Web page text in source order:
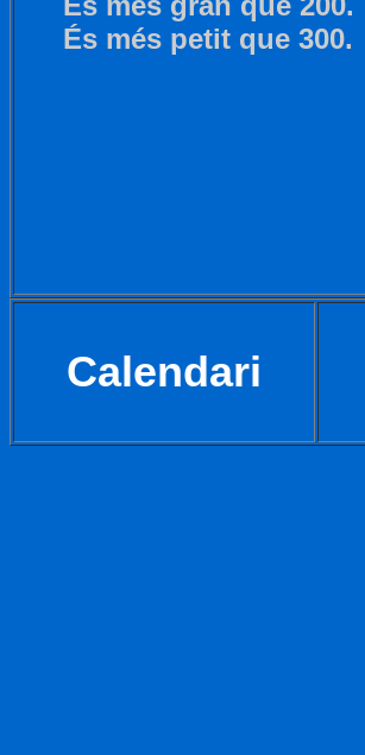
És més petit que 300.
Calendari